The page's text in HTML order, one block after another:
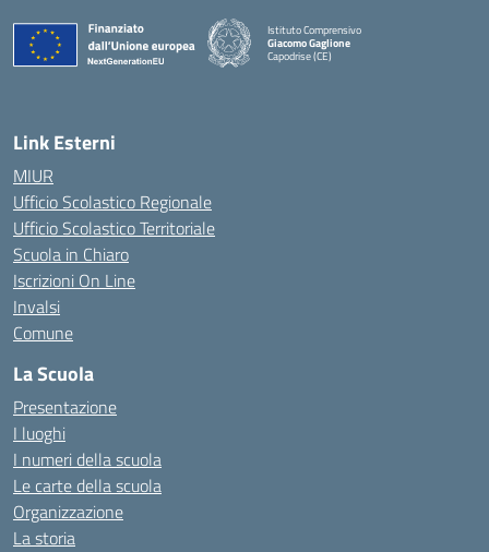
Istituto Comprensivo
Giacomo Gaglione
Capodrise (CE)
— Visita la pagina iniziale della scuola
Link Esterni
MIUR
Ufficio Scolastico Regionale
Ufficio Scolastico Territoriale
Scuola in Chiaro
Iscrizioni On Line
Invalsi
Comune
La Scuola
Presentazione
I luoghi
I numeri della scuola
Le carte della scuola
Organizzazione
La storia